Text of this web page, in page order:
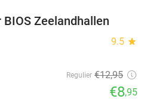
Zeelandhallen
9.5 star
Regulier €12,95
€8,95